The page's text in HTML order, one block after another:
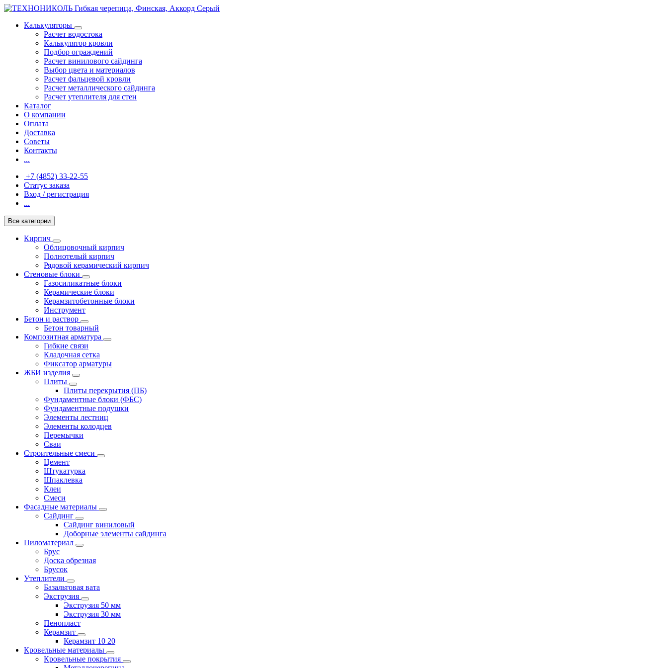
Калькуляторы
Расчет водостока
Калькулятор кровли
Подбор ограждений
Расчет винилового сайдинга
Выбор цвета и материалов
Расчет фальцевой кровли
Расчет металлического сайдинга
Расчет утеплителя для стен
Каталог
О компании
Оплата
Доставка
Советы
Контакты
...
+7 (4852) 33-22-55
Статус заказа
Вход / регистрация
...
Все категории
Кирпич
Облицовочный кирпич
Полнотелый кирпич
Рядовой керамический кирпич
Стеновые блоки
Газосиликатные блоки
Керамические блоки
Керамзитобетонные блоки
Инструмент
Бетон и раствор
Бетон товарный
Композитная арматура
Гибкие связи
Кладочная сетка
Фиксатор арматуры
ЖБИ изделия
Плиты
Плиты перекрытия (ПБ)
Фундаментные блоки (ФБС)
Фундаментные подушки
Элементы лестниц
Элементы колодцев
Перемычки
Сваи
Строительные смеси
Цемент
Штукатурка
Шпаклевка
Клеи
Смеси
Фасадные материалы
Сайдинг
Сайдинг виниловый
Доборные элементы сайдинга
Пиломатериал
Брус
Доска обрезная
Брусок
Утеплители
Базальтовая вата
Экструзия
Экструзия 50 мм
Экструзия 30 мм
Пенопласт
Керамзит
Керамзит 10 20
Кровельные материалы
Кровельные покрытия